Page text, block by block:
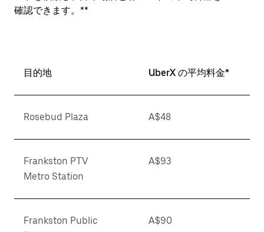
確認できます。**
目的地 UberX の平均料金*
Rosebud Plaza A$48
Frankston PTV
Metro Station
A$93
Frankston Public
A$90